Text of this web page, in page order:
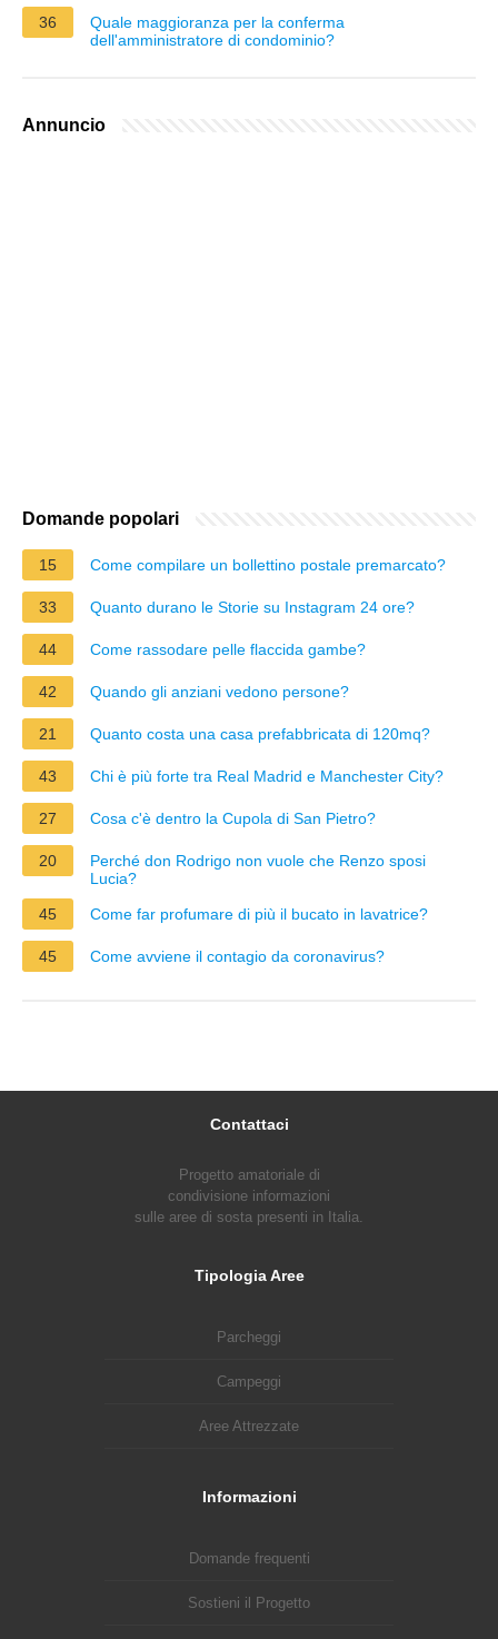
36
Quale maggioranza per la conferma
dell'amministratore di condominio?
Annuncio
Domande popolari
15 Come compilare un bollettino postale premarcato?
33 Quanto durano le Storie su Instagram 24 ore?
44 Come rassodare pelle flaccida gambe?
42 Quando gli anziani vedono persone?
21 Quanto costa una casa prefabbricata di 120mq?
43 Chi è più forte tra Real Madrid e Manchester City?
27 Cosa c'è dentro la Cupola di San Pietro?
20
Perché don Rodrigo non vuole che Renzo sposi
Lucia?
45
Come far profumare di più il bucato in lavatrice?
45 Come avviene il contagio da coronavirus?
Contattaci
Progetto amatoriale di
condivisione informazioni
sulle aree di sosta presenti in Italia.
Tipologia Aree
Parcheggi
Campeggi
Aree Attrezzate
Informazioni
Domande frequenti
Sostieni il Progetto